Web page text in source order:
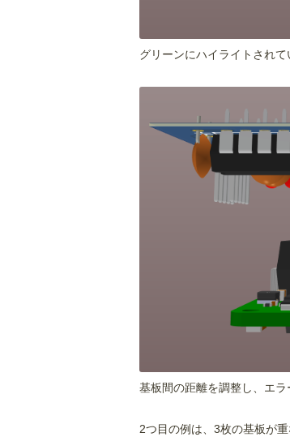
グリーンにハイライトされて
基板間の距離を調整し、エラ
2つ目の例は、3枚の基板が